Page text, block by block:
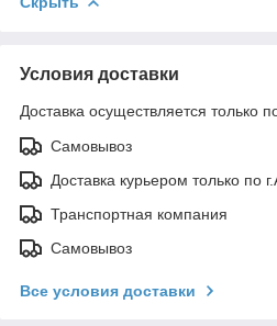
Условия доставки
Доставка осуществляется только
Самовывоз
Доставка курьером только по
Транспортная компания
Самовывоз
Все условия доставки